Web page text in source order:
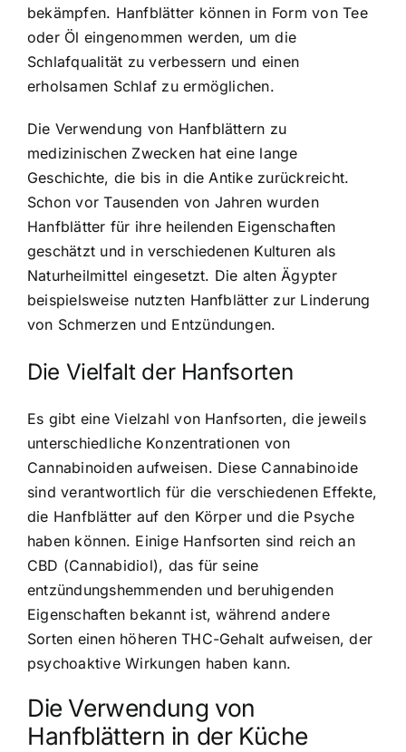
bekämpfen. Hanfblätter können in Form von Tee
oder Öl eingenommen werden, um die
Schlafqualität zu verbessern und einen
erholsamen Schlaf zu ermöglichen.
Die Verwendung von Hanfblättern zu
medizinischen Zwecken hat eine lange
Geschichte, die bis in die Antike zurückreicht.
Schon vor Tausenden von Jahren wurden
Hanfblätter für ihre heilenden Eigenschaften
geschätzt und in verschiedenen Kulturen als
Naturheilmittel eingesetzt. Die alten Ägypter
beispielsweise nutzten Hanfblätter zur Linderung
von Schmerzen und Entzündungen.
Die Vielfalt der Hanfsorten
Es gibt eine Vielzahl von Hanfsorten, die jeweils
unterschiedliche Konzentrationen von
Cannabinoiden aufweisen. Diese Cannabinoide
sind verantwortlich für die verschiedenen Effekte,
die Hanfblätter auf den Körper und die Psyche
haben können. Einige Hanfsorten sind reich an
CBD (Cannabidiol), das für seine
entzündungshemmenden und beruhigenden
Eigenschaften bekannt ist, während andere
Sorten einen höheren THC-Gehalt aufweisen, der
psychoaktive Wirkungen haben kann.
Die Verwendung von
Hanfblättern in der Küche